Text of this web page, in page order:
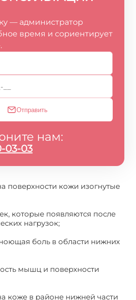
— администратор
время и сориентирует
Отправить
нам:
03-03
поверхности кожи изогнутые
которые появляются после
нагрузок;
боль в области нижних
мышц и поверхности
коже в районе нижней части